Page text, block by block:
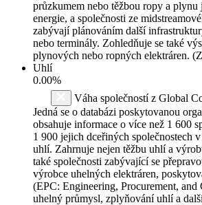
průzkumem nebo těžbou ropy a
energie, a společnosti ze
zabývají plánováním další
nebo terminály. Zohledňuje se také
plynových nebo ropných elektráren.
Uhlí
0.00%
Váha společností z Global
Jedná se o databázi poskytovanou
obsahuje informace o více než 1 600
1 900 jejich dceřiných společnostech
uhlí. Zahrnuje nejen těžbu uhlí a
také společnosti zabývající se
výrobce uhelných elektráren,
(EPC: Engineering, Procurement, and
uhelný průmysl, zplyňování uhlí a